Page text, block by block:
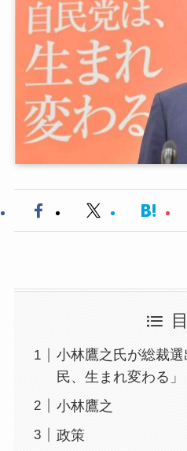
小林鷹之氏が総裁
民、生まれ変わる」
小林鷹之
政策